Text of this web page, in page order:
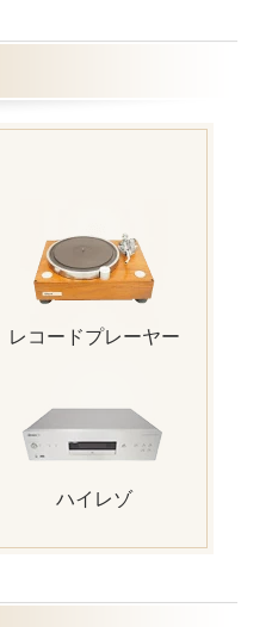
レコードプレーヤー
ハイレゾ